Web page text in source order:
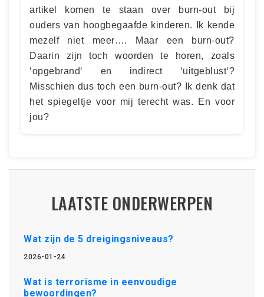
artikel komen te staan over burn-out bij
ouders van hoogbegaafde kinderen. Ik kende
mezelf niet meer…. Maar een burn-out?
Daarin zijn toch woorden te horen, zoals
‘opgebrand‘ en indirect ‘uitgeblust‘?
Misschien dus toch een burn-out? Ik denk dat
het spiegeltje voor mij terecht was. En voor
jou?
LAATSTE ONDERWERPEN
Wat zijn de 5 dreigingsniveaus?
2026-01-24
Wat is terrorisme in eenvoudige
bewoordingen?